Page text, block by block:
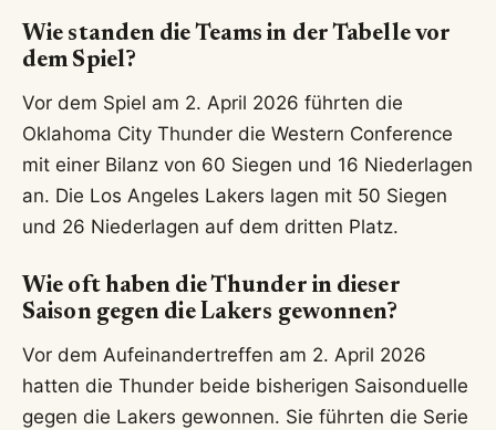
Wie standen die Teams in der Tabelle vor
dem Spiel?
Vor dem Spiel am 2. April 2026 führten die
Oklahoma City Thunder die Western Conference
mit einer Bilanz von 60 Siegen und 16 Niederlagen
an. Die Los Angeles Lakers lagen mit 50 Siegen
und 26 Niederlagen auf dem dritten Platz.
Wie oft haben die Thunder in dieser
Saison gegen die Lakers gewonnen?
Vor dem Aufeinandertreffen am 2. April 2026
hatten die Thunder beide bisherigen Saisonduelle
gegen die Lakers gewonnen. Sie führten die Serie